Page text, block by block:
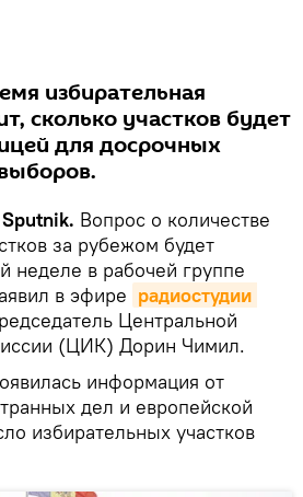
избирательная
сколько участков будет
для досрочных
Вопрос о количестве
за рубежом будет
неделе в рабочей группе
в эфире радиостудии
Центральной
(ЦИК) Дорин Чимил.
информация от
дел и европейской
избирательных участков